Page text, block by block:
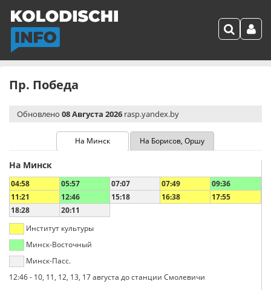
Пр. Победа
Обновлено 08 Августа 2026 rasp.yandex.by
На Минск На Борисов, Оршу
На Минск
04:58 05:57 07:07 07:49
09:36
11:21
12:46 15:18 16:38
17:55
18:28
20:11
Институт культуры
Минск-Восточный
Минск-Пасс.
12:46- 10, 11, 12, 13, 17 августа до станции Смолевичи